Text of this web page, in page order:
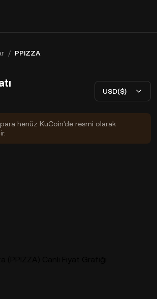
/ PPIZZA
USD($)
henüz KuCoin'de resmi olarak